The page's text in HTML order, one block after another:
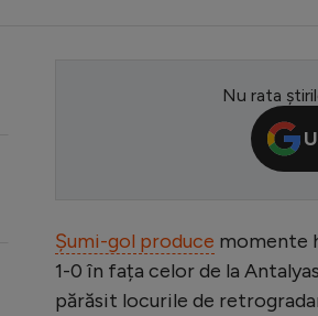
Nu rata
Șumi-gol produce momente
1-0 în fața celor de la
părăsit locurile de